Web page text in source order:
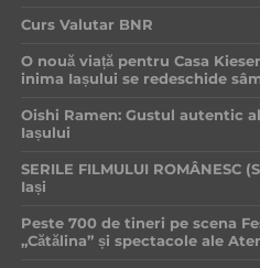
Curs Valutar BNR
O nouă viață pentru Casa
inima Iașului se redeschide
Oishi Ramen: Gustul autentic
Iașului
SERILE FILMULUI ROMÂNESC
Iași
Peste 700 de tineri pe scena
„Cătălina” și spectacole ale